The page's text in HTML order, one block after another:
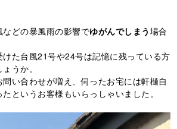
どの暴風雨の影響でゆがんでしまう 場合
けた台風21号や24号は記憶に残っている方
うか。
い合わせが増え、伺ったお宅には軒樋自
たというお客様もいらっしゃいました。